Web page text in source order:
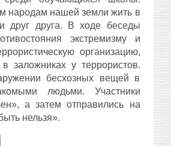
народам нашей земли жить в
друг друга. В ходе беседы
экстремизму и
организацию,
заложниках у террористов.
бесхозных вещей в
людьми. Участники
а затем отправились на
нельзя».